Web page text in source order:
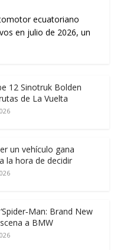
ecuatoriano
en julio de 2026, un
12 Sinotruk Bolden
de La Vuelta
un vehículo gana
la hora de decidir
Brand New
a BMW